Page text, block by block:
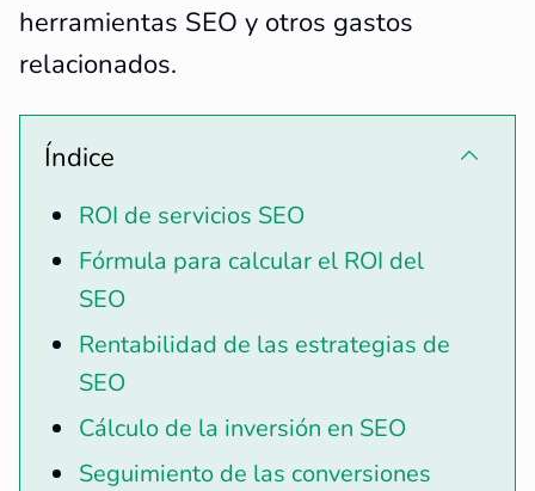
herramientas SEO y otros gastos
relacionados.
Índice
ROI de servicios SEO
Fórmula para calcular el ROI del
SEO
Rentabilidad de las estrategias de
SEO
Cálculo de la inversión en SEO
Seguimiento de las conversiones